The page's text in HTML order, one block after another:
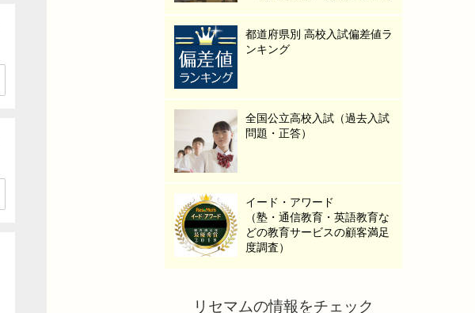
都道府県別 高校入試偏差値ラ
ンキング
全国公立高校入試（過去入試
問題・正答）
イード・アワード
（塾・通信教育・英語教育な
どの教育サービスの顧客満足
度調査）
リセマムの情報をチェック